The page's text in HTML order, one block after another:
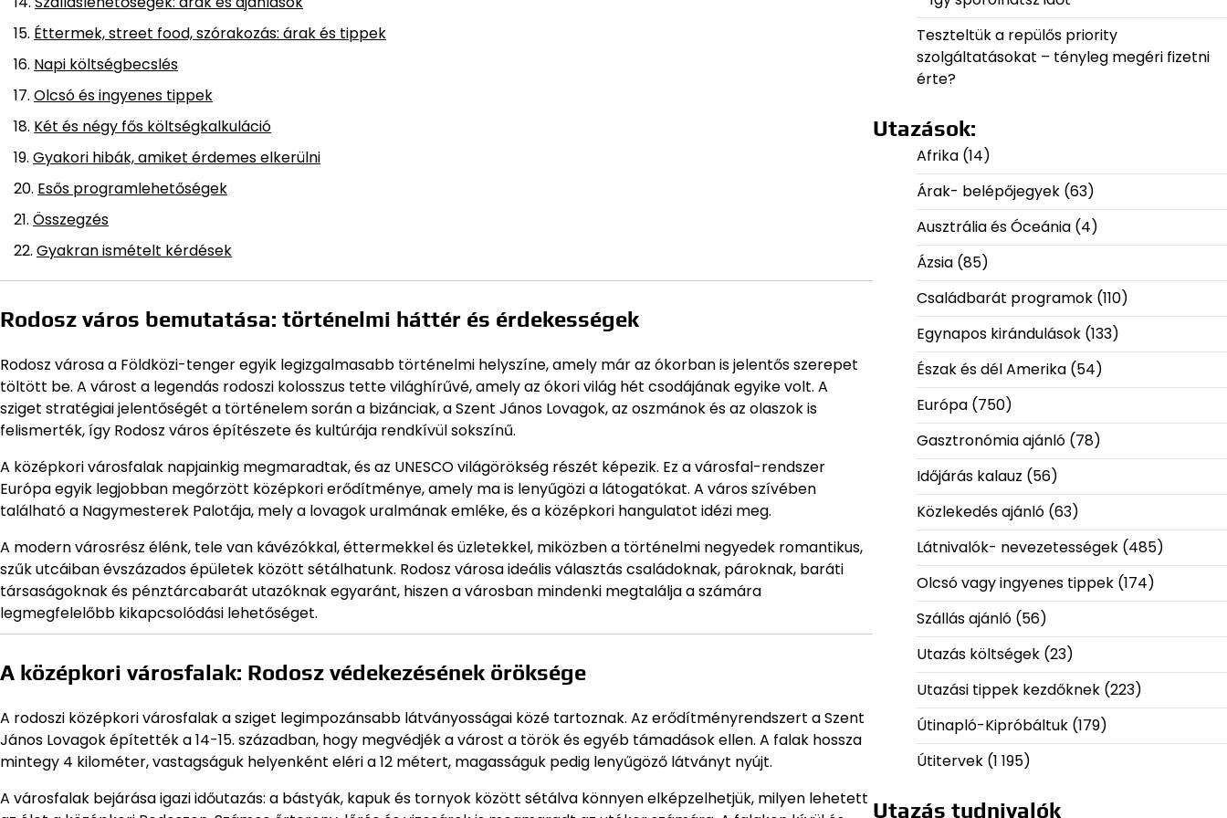
Éttermek, street food, szórakozás: árak és tippek
Napi költségbecslés
Olcsó és ingyenes tippek
Két és négy fős költségkalkuláció
Gyakori hibák, amiket érdemes elkerülni
Esős programlehetőségek
Összegzés
Gyakran ismételt kérdések
Rodosz város bemutatása: történelmi háttér és érdekességek
Rodosz városa a Földközi-tenger egyik legizgalmasabb történelmi helyszíne, amely már az ókorban is jelentős szerepet
töltött be. A várost a legendás rodoszi kolosszus tette világhírűvé, amely az ókori világ hét csodájának egyike volt. A
sziget stratégiai jelentőségét a történelem során a bizánciak, a Szent János Lovagok, az oszmánok és az olaszok is
felismerték, így Rodosz város építészete és kultúrája rendkívül sokszínű.
A középkori városfalak napjainkig megmaradtak, és az UNESCO világörökség részét képezik. Ez a városfal-rendszer
Európa egyik legjobban megőrzött középkori erődítménye, amely ma is lenyűgözi a látogatókat. A város szívében
található a Nagymesterek Palotája, mely a lovagok uralmának emléke, és a középkori hangulatot idézi meg.
A modern városrész élénk, tele van kávézókkal, éttermekkel és üzletekkel, miközben a történelmi negyedek romantikus,
szűk utcáiban évszázados épületek között sétálhatunk. Rodosz városa ideális választás családoknak, pároknak, baráti
társaságoknak és pénztárcabarát utazóknak egyaránt, hiszen a városban mindenki megtalálja a számára
legmegfelelőbb kikapcsolódási lehetőséget.
A középkori városfalak: Rodosz védekezésének öröksége
A rodoszi középkori városfalak a sziget legimpozánsabb látványosságai közé tartoznak. Az erődítményrendszert a Szent
János Lovagok építették a 14-15. században, hogy megvédjék a várost a török és egyéb támadások ellen. A falak hossza
mintegy 4 kilométer, vastagságuk helyenként eléri a 12 métert, magasságuk pedig lenyűgöző látványt nyújt.
A városfalak bejárása igazi időutazás: a bástyák, kapuk és tornyok között sétálva könnyen elképzelhetjük, milyen lehetett
Teszteltük a repülős priority
szolgáltatásokat – tényleg megéri fizetni
érte?
Utazások:
Afrika(14)
Árak- belépőjegyek(63)
Ausztrália és Óceánia(4)
Ázsia(85)
Családbarát programok(110)
Egynapos kirándulások(133)
Észak és dél Amerika(54)
Európa(750)
Gasztronómia ajánló(78)
Időjárás kalauz (56)
Közlekedés ajánló(63)
Látnivalók- nevezetességek(485)
Olcsó vagy ingyenes tippek(174)
Szállás ajánló(56)
Utazás költségek(23)
Utazási tippek kezdőknek(223)
Útinapló-Kipróbáltuk(179)
Útitervek(1 195)
Utazás tudnivalók